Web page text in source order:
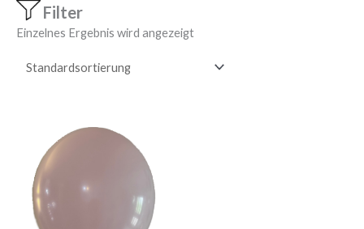
Filter
Einzelnes Ergebnis wird angezeigt